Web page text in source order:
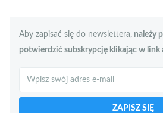
Aby zapisać się do newslettera, należy
potwierdzić subskrypcję klikając w link
ZAPISZ SIĘ